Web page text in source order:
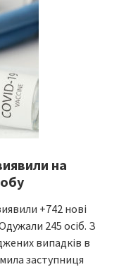
на
+742 нові
245 осіб. З
випадків в
заступниця